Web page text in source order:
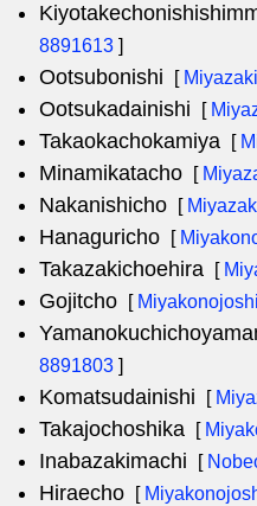
8891613 ]
Ootsubonishi [
Ootsukadainishi [
Takaokachokamiya [
Minamikatacho [
Nakanishicho [
Hanaguricho [
Takazakichoehira [
Gojitcho [ Miyakonojoshi
8891803 ]
Komatsudainishi [
Takajochoshika [
Inabazakimachi [
Hiraecho [